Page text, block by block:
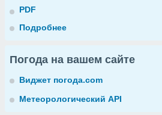
PDF
Подробнее
Погода на вашем сайте
Виджет погода.com
Метеорологический API